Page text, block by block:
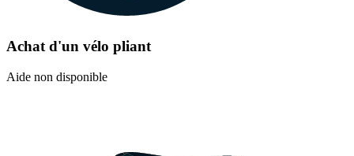
Achat d'un vélo pliant
Aide non disponible